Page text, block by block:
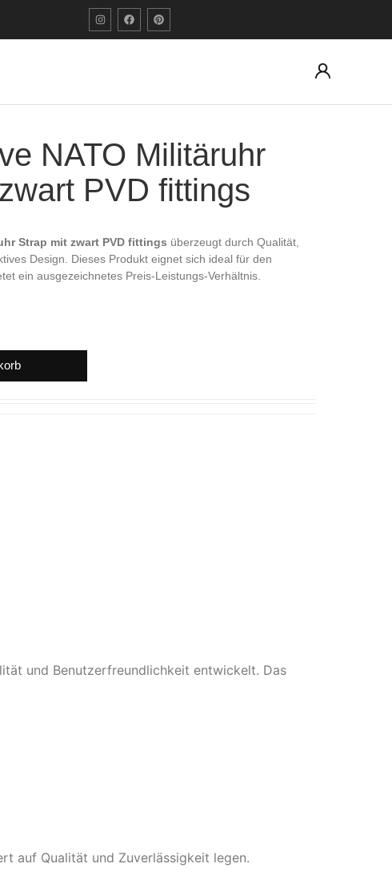
NATO Militäruhr
PVD fittings
Strap mit zwart PVD fittings überzeugt durch Qualität,
Design. Dieses Produkt eignet sich ideal für den
ein ausgezeichnetes Preis-Leistungs-Verhältnis.
und Benutzerfreundlichkeit entwickelt. Das
auf Qualität und Zuverlässigkeit legen.